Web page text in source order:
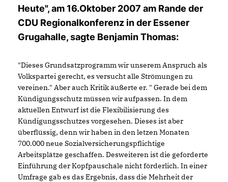
Heute", am 16.Oktober 2007 am Rande der
CDU Regionalkonferenz in der Essener
Grugahalle, sagte Benjamin Thomas:
"Dieses Grundsatzprogramm wir unserem Anspruch als
Volkspartei gerecht, es versucht alle Strömungen zu
vereinen." Aber auch Kritik äußerte er. " Gerade bei dem
Kündigungsschutz müssen wir aufpassen. In dem
aktuellen Entwurf ist die Flexibilisierung des
Kündigungsschutzes vorgesehen. Dieses ist aber
überflüssig, denn wir haben in den letzen Monaten
700.000 neue Sozialversicherungspflichtige
Arbeitsplätze geschaffen. Desweiteren ist die geforderte
Einführung der Kopfpauschale nicht förderlich. In einer
Umfrage gab es das Ergebnis, dass die Mehrheit der